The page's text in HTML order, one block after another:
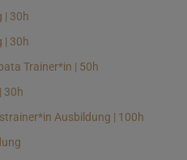
| 30h
| 30h
Trainer*in | 50h
30h
Ausbildung | 100h